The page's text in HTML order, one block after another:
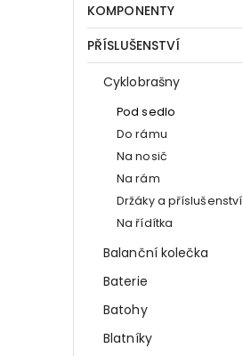
KOMPONENTY
PŘÍSLUŠENSTVÍ
Cyklobrašny
Pod sedlo
Do rámu
Na nosič
Na rám
Držáky a příslušenství
Na řídítka
Balanční kolečka
Baterie
Batohy
Blatníky